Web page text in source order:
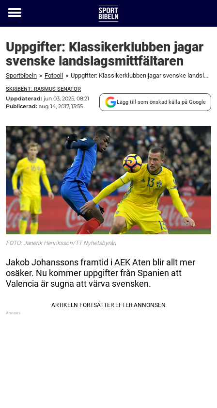
Toggle
Uppgifter: Klassikerklubben jagar
svenske landslagsmittfältaren
Sportbibeln » Fotboll » Uppgifter: Klassikerklubben jagar svenske landslagsmittfältaren
SKRIBENT: RASMUS SENATOR
Uppdaterad: jun 03, 2025, 08:21
Publicerad: aug 14, 2017, 13:55
Lägg till som önskad källa på Google
FOTO: Janerik Henriksson/TT Nyhetsbyrån
Jakob Johanssons framtid i AEK Aten blir allt mer
osäker. Nu kommer uppgifter från Spanien att
Valencia är sugna att värva svensken.